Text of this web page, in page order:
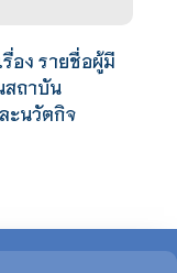
อง รายชื่อผู้มี
สถาบัน
ะนวัตกิจ